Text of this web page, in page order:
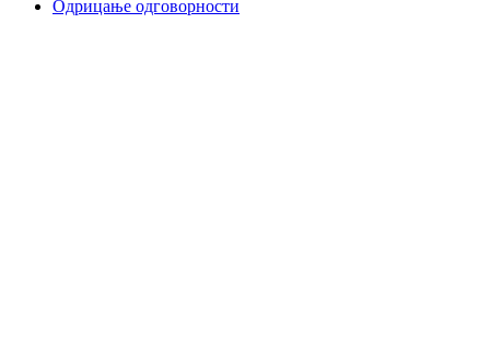
Одрицање одговорности